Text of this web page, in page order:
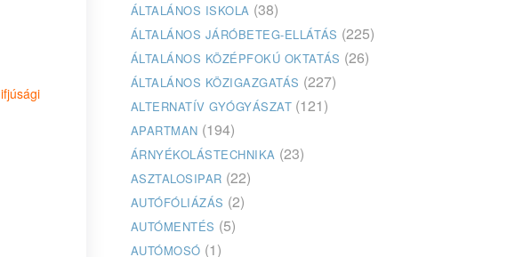
ÁLTALÁNOS ISKOLA (38)
ÁLTALÁNOS JÁRÓBETEG-ELLÁTÁS (225)
ÁLTALÁNOS KÖZÉPFOKÚ OKTATÁS (26)
ÁLTALÁNOS KÖZIGAZGATÁS (227)
ALTERNATÍV GYÓGYÁSZAT (121)
APARTMAN (194)
ÁRNYÉKOLÁSTECHNIKA (23)
ASZTALOSIPAR (22)
AUTÓFÓLIÁZÁS (2)
AUTÓMENTÉS (5)
AUTÓMOSÓ (1)